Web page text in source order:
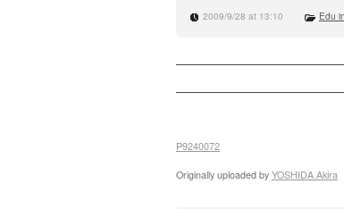
2009/9/28 at 13:10 Edu
P9240072
Originally uploaded by YOSHIDA Akira